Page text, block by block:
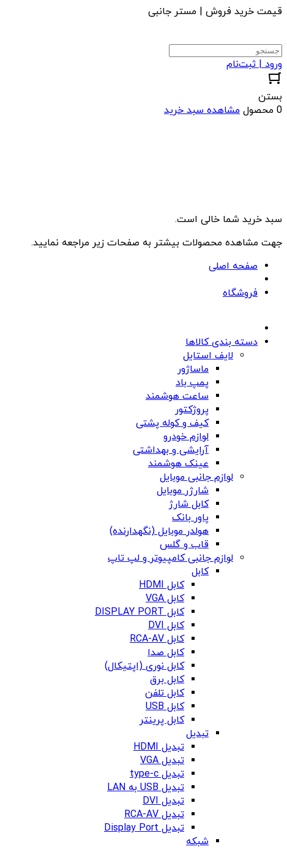
قیمت خرید فروش | مستر جانبی
ورود | ثبت‌نام
بستن
0 محصول
مشاهده سبد خرید
سبد خرید شما خالی است.
جهت مشاهده محصولات بیشتر به صفحات زیر مراجعه نمایید.
صفحه اصلی
فروشگاه
دسته بندی کالاها
لایف استایل
ماساژور
پمپ باد
ساعت هوشمند
پروژکتور
کیف و کوله پشتی
لوازم خودرو
آرایشی و بهداشتی
عینک هوشمند
لوازم جانبی موبایل
شارژر موبایل
کابل شارژ
پاور بانک
هولدر موبایل (نگهدارنده)
قاب و گلس
لوازم جانبی کامپیوتر و لپ تاپ
کابل
کابل HDMI
کابل VGA
کابل DISPLAY PORT
کابل DVI
کابل RCA-AV
کابل صدا
کابل نوری (اپتیکال)
کابل برق
کابل تلفن
کابل USB
کابل پرینتر
تبدیل
تبدیل HDMI
تبدیل VGA
تبدیل type-c
تبدیل USB به LAN
تبدیل DVI
تبدیل RCA-AV
تبدیل Display Port
شبکه